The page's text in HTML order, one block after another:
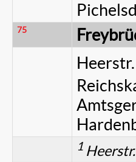
75
1 Heerstr.